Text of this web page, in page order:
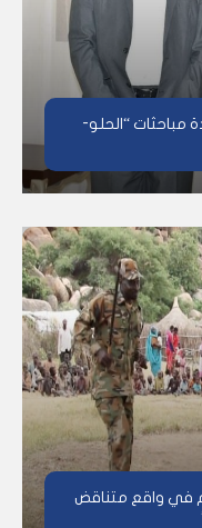
مباحثات “الحلو-
في واقع متناقض